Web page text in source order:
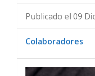
Publicado el 09
Colaboradores